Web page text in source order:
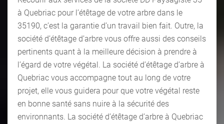
à Quebriac pour l’étêtage de votre arbre dans le
35190, c’est la garantie d’un travail bien fait. Outre, la
société d’étêtage d’arbre vous offre aussi des conseils
pertinents quant à la meilleure décision à prendre à
l’égard de votre végétal. La société d’étêtage d’arbre à
Quebriac vous accompagne tout au long de votre
projet, elle vous guidera pour que votre végétal reste
en bonne santé sans nuire à la sécurité des
environnants. La société d’étêtage d’arbre à Quebriac